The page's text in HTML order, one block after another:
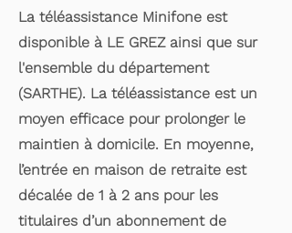
La téléassistance Minifone est
disponible à LE GREZ ainsi que sur
l'ensemble du département
(SARTHE). La téléassistance est un
moyen efficace pour prolonger le
maintien à domicile. En moyenne,
l’entrée en maison de retraite est
décalée de 1 à 2 ans pour les
titulaires d’un abonnement de